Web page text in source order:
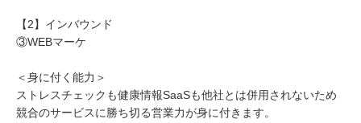
【2】インバウンド
③WEBマーケ
＜身に付く能力＞
ストレスチェックも健康情報SaaSも他社とは併用されないため
競合のサービスに勝ち切る営業力が身に付きます。